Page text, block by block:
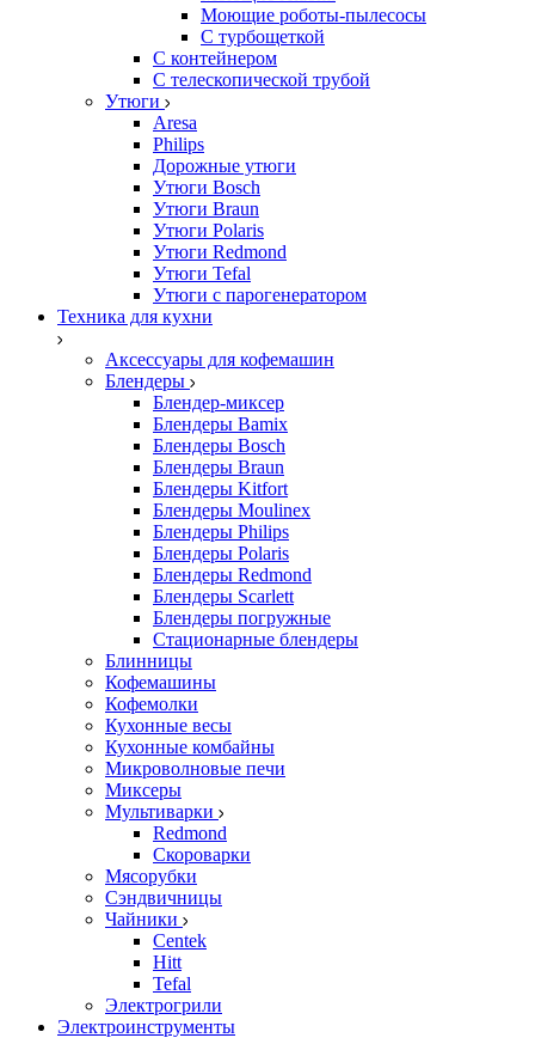
Моющие роботы-пылесосы
С турбощеткой
С контейнером
С телескопической трубой
Утюги
Aresa
Philips
Дорожные утюги
Утюги Bosch
Утюги Braun
Утюги Polaris
Утюги Redmond
Утюги Tefal
Утюги с парогенератором
Техника для кухни
Аксессуары для кофемашин
Блендеры
Блендер-миксер
Блендеры Bamix
Блендеры Bosch
Блендеры Braun
Блендеры Kitfort
Блендеры Moulinex
Блендеры Philips
Блендеры Polaris
Блендеры Redmond
Блендеры Scarlett
Блендеры погружные
Стационарные блендеры
Блинницы
Кофемашины
Кофемолки
Кухонные весы
Кухонные комбайны
Микроволновые печи
Миксеры
Мультиварки
Redmond
Скороварки
Мясорубки
Сэндвичницы
Чайники
Centek
Hitt
Tefal
Электрогрили
Электроинструменты